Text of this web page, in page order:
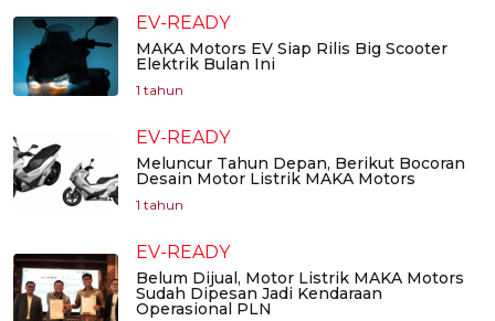
EV-READY
MAKA Motors EV Siap Rilis Big Scooter
Elektrik Bulan Ini
1 tahun
EV-READY
Meluncur Tahun Depan, Berikut Bocoran
Desain Motor Listrik MAKA Motors
1 tahun
EV-READY
Belum Dijual, Motor Listrik MAKA Motors
Sudah Dipesan Jadi Kendaraan
Operasional PLN